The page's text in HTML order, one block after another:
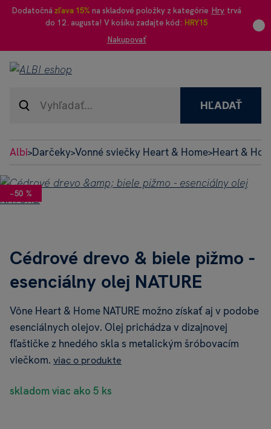
Dodatočná zľava 15% na skladové položky z kategórie Hry trvá
do 12. augusta! V košíku zadajte kód: HRY15
Nakupovať
HĽADAŤ
Albi>Darčeky>Vonné sviečky Heart & Home>Heart &
−50 %
Cédrové drevo & biele pižmo -
esenciálny olej NATURE
Vône Heart & Home NATURE možno získať aj v podobe
esenciálnych olejov. Olej prichádza v dizajnovej
fľaštičke z hnedého skla s metalickým šróbovacím
viečkom. viac o produkte
skladom viac ako 5 ks